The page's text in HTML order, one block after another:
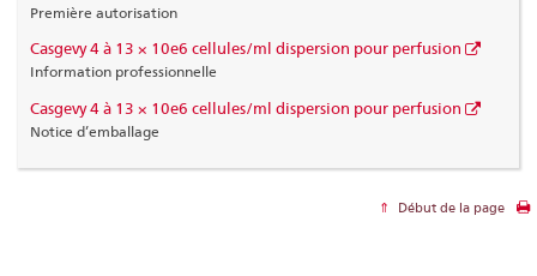
Première autorisation
Casgevy 4 à 13 × 10e6 cellules/ml dispersion pour perfusion
Information professionnelle
Casgevy 4 à 13 × 10e6 cellules/ml dispersion pour perfusion
Notice d’emballage
Début de la page